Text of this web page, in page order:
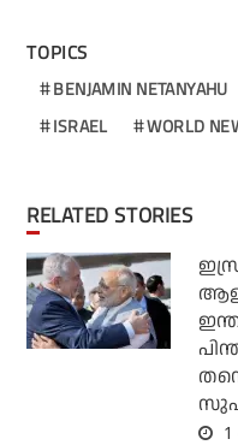
TOPICS
BENJAMIN NETANYAHU
ISRAEL
WORLD
RELATED STORIES